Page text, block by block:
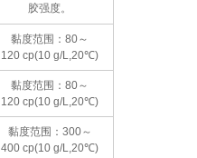
胶强度。
黏度范围：80～
120 cp(10 g/L,20℃)
黏度范围：80～
120 cp(10 g/L,20℃)
黏度范围：300～
400 cp(10 g/L,20℃)